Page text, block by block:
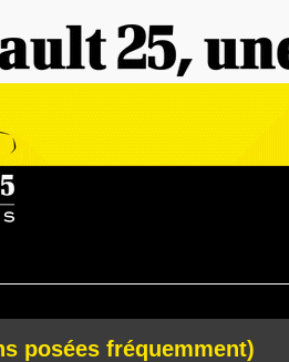
posées fréquemment)